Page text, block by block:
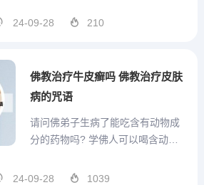
规的治疗方案以及适当锻炼，避免
凉，尽量避免大冷大热的刺激，保
24-09-28 210
佛教治疗牛皮癣吗 佛教治疗皮肤
病的咒语
请问佛弟子生病了能吃含有动物成
分的药物吗? 学佛人可以喝含动物
点： 遵守佛教戒律：学佛人在喝中
24-09-28 1039